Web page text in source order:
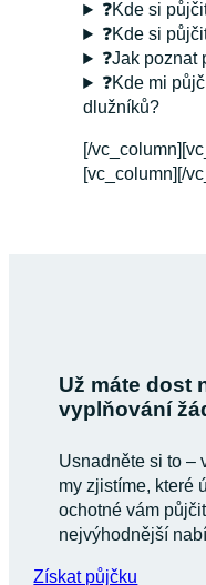
❓Kde si
❓Kde si
❓Jak
❓Kde mi
dlužníků?
[/
[vc_column][/
Už máte dost
vyplňování
Usnadněte si to –
my zjistíme, které
ochotné vám
nejvýhodnější
Získat půjčku